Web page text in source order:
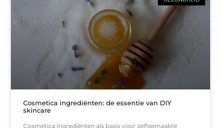
Cosmetica ingrediënten: de essentie van DIY
skincare
Cosmetica ingrediënten als basis voor zelfgemaakte